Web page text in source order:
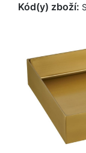
Kód(y) zboží: